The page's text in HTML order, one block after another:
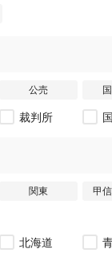
公売
裁判所
関東 甲
北海道